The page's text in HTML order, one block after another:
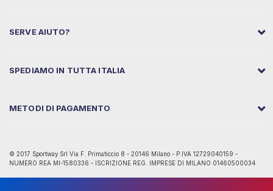
SERVE AIUTO?
SPEDIAMO IN TUTTA ITALIA
METODI DI PAGAMENTO
© 2017 Sportway Srl Via F. Primaticcio 8 - 20146 Milano - P.IVA 12729040159 -
NUMERO REA MI-1580336 - ISCRIZIONE REG. IMPRESE DI MILANO 01460500034